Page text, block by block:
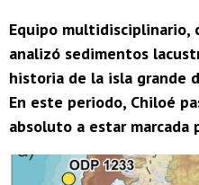
Equipo multidisciplinario,
analizó sedimentos
historia de la isla grande
En este periodo, Chiloé
absoluto a estar marcada